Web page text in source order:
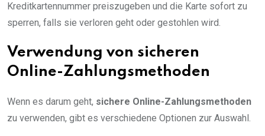
Kreditkartennummer preiszugeben und die Karte sofort zu
sperren, falls sie verloren geht oder gestohlen wird.
Verwendung von sicheren
Online-Zahlungsmethoden
Wenn es darum geht, sichere Online-Zahlungsmethoden
zu verwenden, gibt es verschiedene Optionen zur Auswahl.